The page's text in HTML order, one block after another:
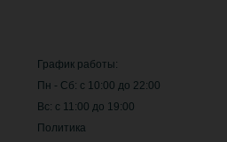
График работы:
Пн - Сб: с 10:00 до 22:00
Вс: с 11:00 до 19:00
Политика